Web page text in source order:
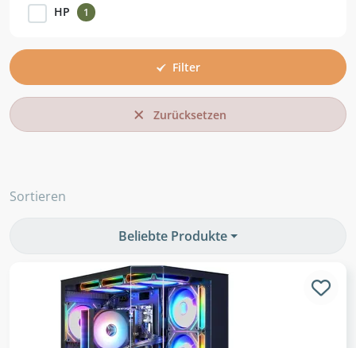
HP 1
Filter
Zurücksetzen
Sortieren
Beliebte Produkte